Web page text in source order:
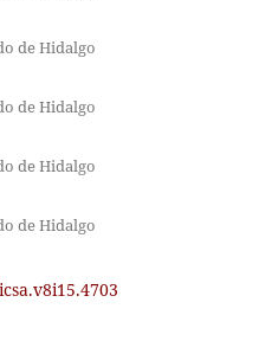
de Hidalgo
de Hidalgo
de Hidalgo
de Hidalgo